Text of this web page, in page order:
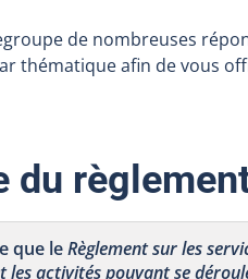
de nombreuses
thématique afin de vous
du
que leRèglement sur les
les activités pouvant se